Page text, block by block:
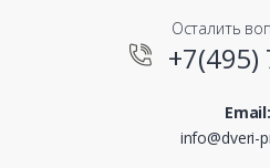
Осталить
+7(495)
Email:
info@dveri-